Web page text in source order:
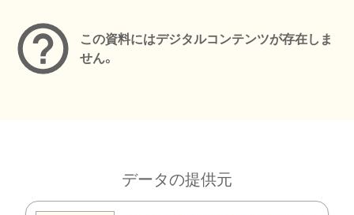
この資料にはデジタルコンテンツが存在しま
せん。
データの提供元